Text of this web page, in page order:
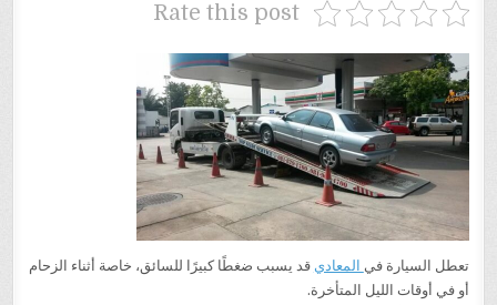
Rate this post
تعطل السيارة في المعادي قد يسبب ضغطًا كبيرًا للسائق، خاصة أثناء الزحام
أو في أوقات الليل المتأخرة.